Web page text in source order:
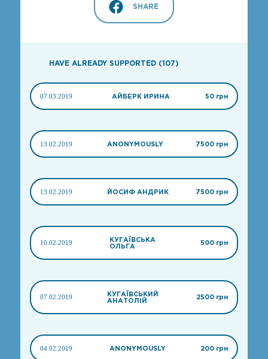
SHARE
HAVE ALREADY SUPPORTED (107)
07.03.2019 АЙБЕРК ИРИНА 50 грн
13.02.2019 ANONYMOUSLY 7500 грн
13.02.2019 ЙОСИФ АНДРИК 7500 грн
10.02.2019
КУГАЇВСЬКА
ОЛЬГА
500 грн
07.02.2019
КУГАЇВСЬКИЙ
АНАТОЛІЙ
2500 грн
04.02.2019 ANONYMOUSLY 200 грн